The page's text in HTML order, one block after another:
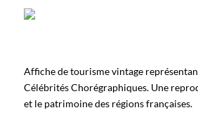
Affiche de tourisme vintage
Célébrités Chorégraphiques. Une
et le patrimoine des régions françaises.